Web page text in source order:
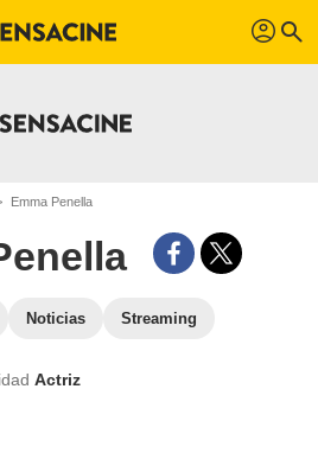
profil search
Emma Penella
Noticias Streaming
Actriz